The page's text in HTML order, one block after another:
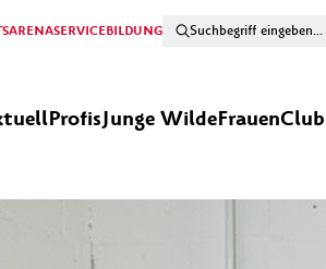
ARENASERVICEBILDUNG
ProfisJunge WildeFrauenClub